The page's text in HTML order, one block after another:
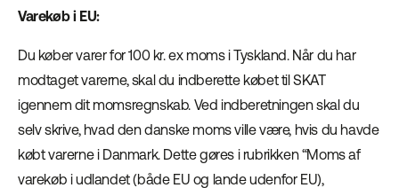
Varekøb i EU:
Du køber varer for 100 kr. ex moms i Tyskland. Når du har
modtaget varerne, skal du indberette købet til SKAT
igennem dit momsregnskab. Ved indberetningen skal du
selv skrive, hvad den danske moms ville være, hvis du havde
købt varerne i Danmark. Dette gøres i rubrikken “Moms af
varekøb i udlandet (både EU og lande udenfor EU),